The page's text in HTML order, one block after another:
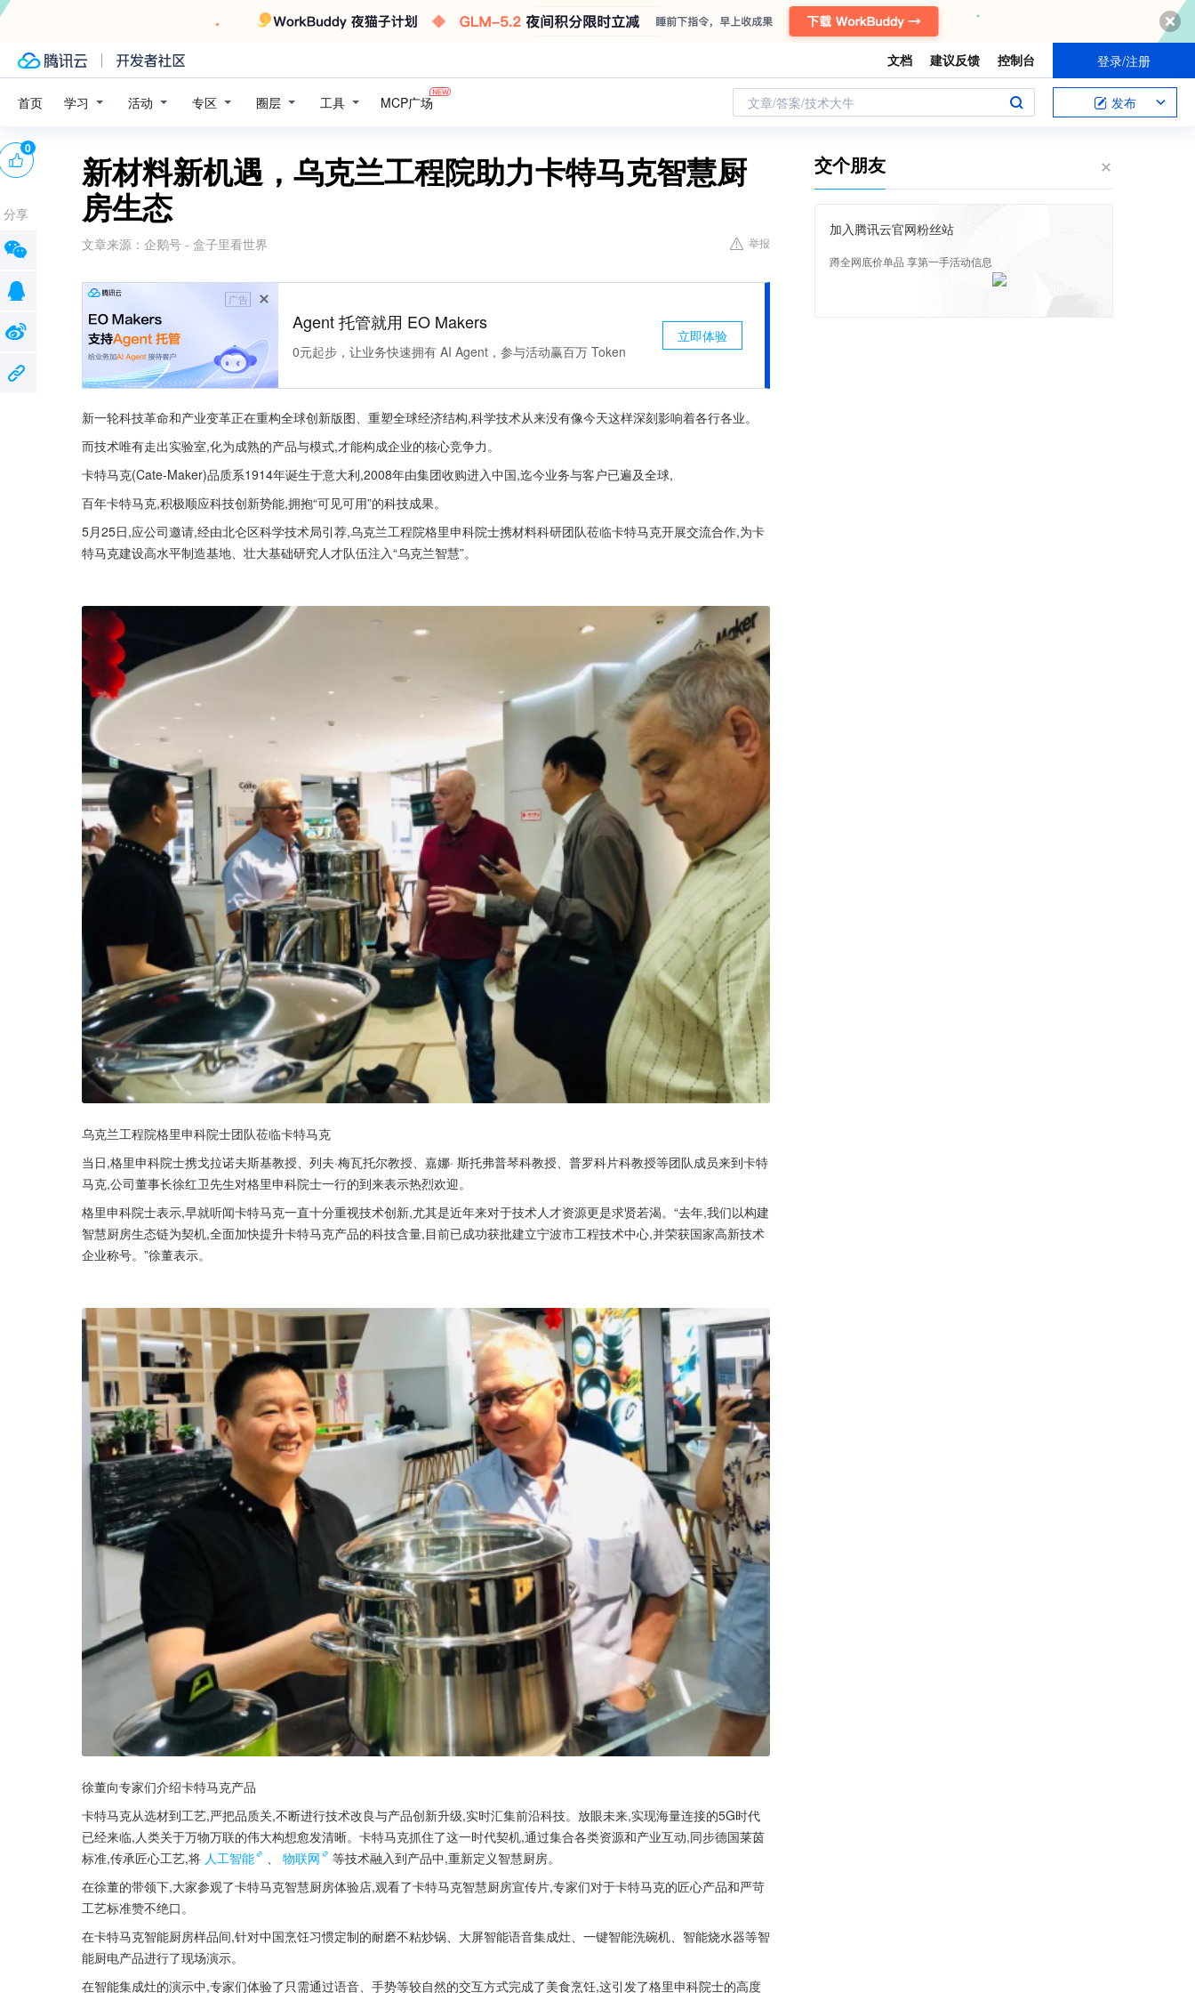
文档 建议反馈 控制台 登录/注册
首页 学习 活动 专区 圈层 工具 MCP广场 文章/答案/技术大牛 发布
新材料新机遇，乌克兰工程院助力卡特马克智慧厨
房生态
文章来源： 企鹅号 - 盒子里看世界 举报
广告
Agent 托管就用 EO Makers
0元起步，让业务快速拥有 AI Agent，参与活动赢百万 Token
立即体验
新一轮科技革命和产业变革正在重构全球创新版图、重塑全球经济结构,科学技术从来没有像今天这样深刻影响着各行各业。
而技术唯有走出实验室,化为成熟的产品与模式,才能构成企业的核心竞争力。
卡特马克(Cate-Maker)品质系1914年诞生于意大利,2008年由集团收购进入中国,迄今业务与客户已遍及全球,
百年卡特马克,积极顺应科技创新势能,拥抱“可见可用”的科技成果。
5月25日,应公司邀请,经由北仑区科学技术局引荐,乌克兰工程院格里申科院士携材料科研团队莅临卡特马克开展交流合作,为卡
特马克建设高水平制造基地、壮大基础研究人才队伍注入“乌克兰智慧”。
乌克兰工程院格里申科院士团队莅临卡特马克
当日,格里申科院士携戈拉诺夫斯基教授、列夫·梅瓦托尔教授、嘉娜· 斯托弗普琴科教授、普罗科片科教授等团队成员来到卡特
马克,公司董事长徐红卫先生对格里申科院士一行的到来表示热烈欢迎。
格里申科院士表示,早就听闻卡特马克一直十分重视技术创新,尤其是近年来对于技术人才资源更是求贤若渴。“去年,我们以构建
智慧厨房生态链为契机,全面加快提升卡特马克产品的科技含量,目前已成功获批建立宁波市工程技术中心,并荣获国家高新技术
企业称号。”徐董表示。
徐董向专家们介绍卡特马克产品
卡特马克从选材到工艺,严把品质关,不断进行技术改良与产品创新升级,实时汇集前沿科技。放眼未来,实现海量连接的5G时代
已经来临,人类关于万物万联的伟大构想愈发清晰。卡特马克抓住了这一时代契机,通过集合各类资源和产业互动,同步德国莱茵
标准,传承匠心工艺,将 人工智能 、 物联网
等技术融入到产品中,重新定义智慧厨房。
在徐董的带领下,大家参观了卡特马克智慧厨房体验店,观看了卡特马克智慧厨房宣传片,专家们对于卡特马克的匠心产品和严苛
工艺标准赞不绝口。
在卡特马克智能厨房样品间,针对中国烹饪习惯定制的耐磨不粘炒锅、大屏智能语音集成灶、一键智能洗碗机、智能烧水器等智
能厨电产品进行了现场演示。
在智能集成灶的演示中,专家们体验了只需通过语音、手势等较自然的交互方式完成了美食烹饪,这引发了格里申科院士的高度
0
分享
交个朋友
加入腾讯云官网粉丝站
蹲全网底价单品 享第一手活动信息